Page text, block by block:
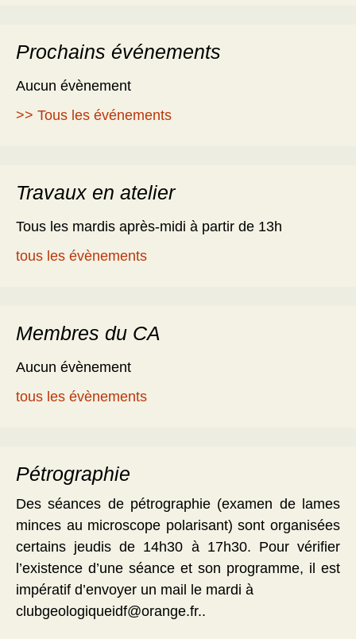
Prochains événements
Aucun évènement
>> Tous les événements
Travaux en atelier
Tous les mardis après-midi à partir de 13h
tous les évènements
Membres du CA
Aucun évènement
tous les évènements
Pétrographie
Des séances de pétrographie (examen de lames
minces au microscope polarisant) sont organisées
certains jeudis de 14h30 à 17h30. Pour vérifier
l’existence d’une séance et son programme, il est
impératif d’envoyer un mail le mardi à
clubgeologiqueidf@orange.fr..